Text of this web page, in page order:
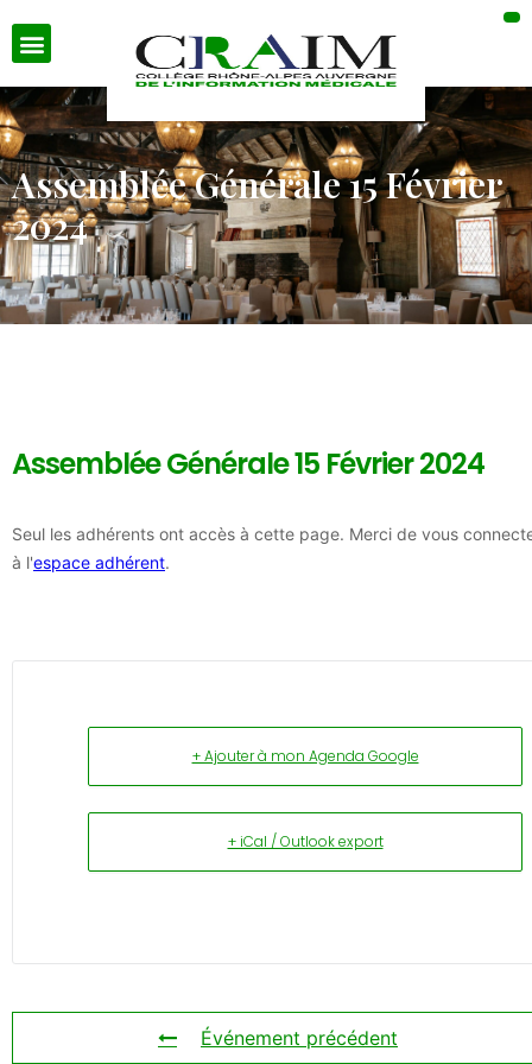
Assemblée Générale 15 Février
2024
Assemblée Générale 15 Février 2024
Seul les adhérents ont accès à cette page. Merci de vous
à l'espace adhérent.
+ Ajouter à mon Agenda Google
+ iCal / Outlook export
Événement précédent